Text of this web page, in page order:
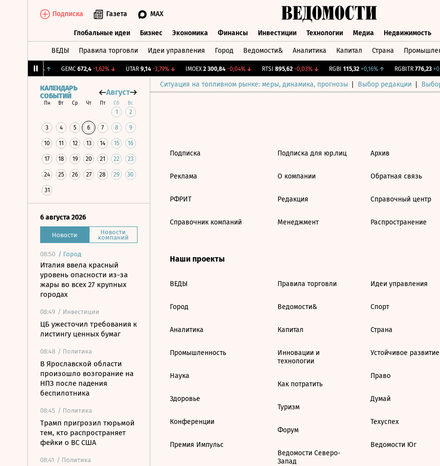
Подписка Газета MAX
Глобальные идеи Бизнес Экономика Финансы Инвестиции Технологии Медиа Недвижимость
ВЕДЫ Правила торговли Идеи управления Город Ведомости& Аналитика Капитал Страна
↑ GEMC 672,4 -1,62%↓ UTAR 9,14 -3,79%↓ IMOEX 2 300,84 -0,04%↓ RTSI 895,62 -0,03%↓ RGBI 115,32 +0,16%↑ RGBITR 776,23
Ситуация на топливном рынке: меры, динамика, прогнозы Выбор редакции
КАЛЕНДАРЬ
СОБЫТИЙ
Август
Пн Вт Ср Чт Пт Сб Вс
1 2
3 4 5 6 7 8 9
10 11 12 13 14 15 16
17 18 19 20 21 22 23
24 25 26 27 28 29 30
31
6 августа 2026
Новости Новости
компаний
08:50 / Город
Италия ввела красный
уровень опасности из-за
жары во всех 27 крупных
городах
08:49 / Инвестиции
ЦБ ужесточил требования к
листингу ценных бумаг
08:48 / Политика
В Ярославской области
произошло возгорание на
НПЗ после падения
беспилотника
08:45 / Политика
Трамп пригрозил тюрьмой
тем, кто распространяет
фейки о ВС США
08:41 / Политика
Подписка
Реклама
РФРИТ
Справочник компаний
Подписка для юр.лиц
О компании
Редакция
Менеджмент
Архив
Обратная связь
Справочный центр
Распространение
Наши проекты
ВЕДЫ
Город
Аналитика
Промышленность
Наука
Здоровье
Конференции
Премия Импульс
Правила торговли
Ведомости&
Капитал
Инновации и
технологии
Как потратить
Туризм
Форум
Ведомости Северо-
Запад
Идеи управления
Спорт
Страна
Устойчивое развитие
Право
Думай
Техуспех
Ведомости Юг